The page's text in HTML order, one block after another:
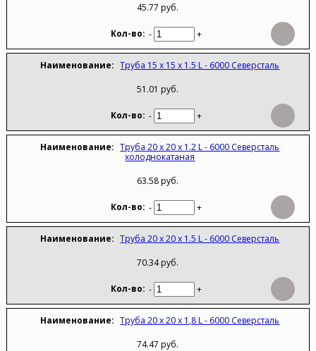
45.77 руб.
- +
Труба 15 х 15 х 1.5 L - 6000 Северсталь
51.01 руб.
- +
Труба 20 х 20 х 1.2 L - 6000 Северсталь
холоднокатаная
63.58 руб.
- +
Труба 20 х 20 х 1.5 L - 6000 Северсталь
70.34 руб.
- +
Труба 20 х 20 х 1,8 L - 6000 Северсталь
74.47 руб.